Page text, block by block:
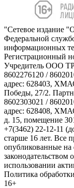
"Сетевое издание
Федеральной
информационных
Регистрационный
Учредитель ООО
8602276120 /
адрес: 628403,
Победы, 27/2.
8602303021 /
адрес: 628408,
д. 15, помещение
+7(3462) 22-12-11
старше 16 лет. Все
опубликованные на
использовании
Политика
16+